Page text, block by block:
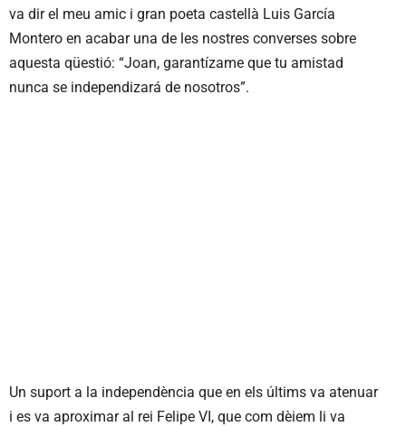
va dir el meu amic i gran poeta castellà Luis García
Montero en acabar una de les nostres converses sobre
aquesta qüestió: “Joan, garantízame que tu amistad
nunca se independizará de nosotros”.
Un suport a la independència que en els últims va atenuar
i es va aproximar al rei Felipe VI, que com dèiem li va